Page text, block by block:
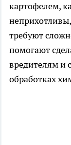
картофелем,
требуют
помогают
вредителям и
обработках